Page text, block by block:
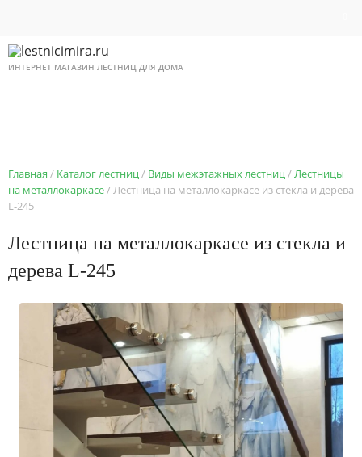
ИНТЕРНЕТ МАГАЗИН ЛЕСТНИЦ ДЛЯ ДОМА
Главная Каталог лестниц Виды межэтажных лестниц
Лестницы
на металлокаркасе
Лестница на металлокаркасе из стекла и дерева
L-245
Лестница на металлокаркасе из стекла и
дерева L-245